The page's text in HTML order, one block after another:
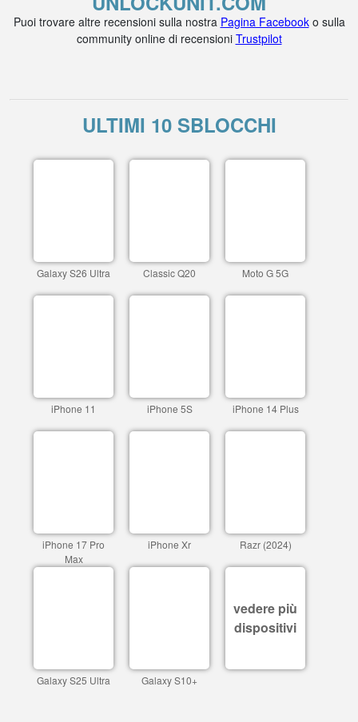
Puoi trovare altre recensioni sulla nostra Pagina Facebooko sulla
community online di recensioni Trustpilot
ULTIMI 10 SBLOCCHI
Galaxy S26 Ultra Classic Q20 Moto G 5G
iPhone 11 iPhone 5S iPhone 14 Plus
iPhone 17 Pro
Max
iPhone Xr Razr (2024)
Galaxy S25 Ultra Galaxy S10+
vedere più
dispositivi